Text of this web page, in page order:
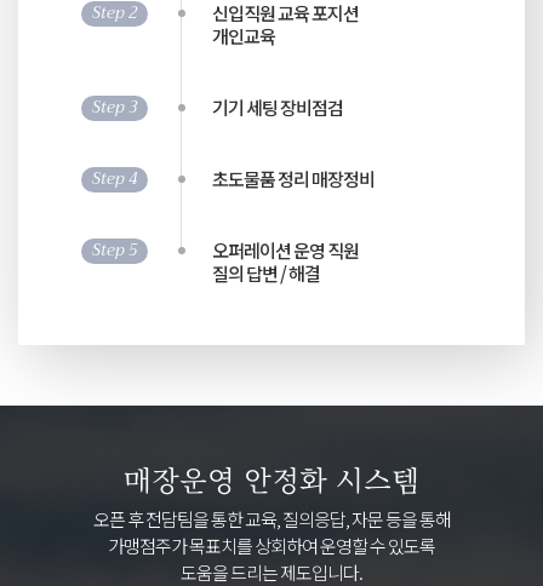
Step 2
신입직원 교육 포지션
개인교육
Step 3 기기 세팅 장비점검
Step 4 초도물품 정리 매장정비
Step 5
오퍼레이션 운영 직원
질의 답변 / 해결
매장운영 안정화 시스템
오픈 후 전담팀을 통한 교육, 질의응답, 자문 등을 통해
가맹점주가 목표치를 상회하여 운영할 수 있도록
도움을 드리는 제도입니다.